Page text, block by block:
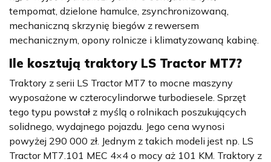
tempomat, dzielone hamulce, zsynchronizowaną,
mechaniczną skrzynię biegów z rewersem
mechanicznym, opony rolnicze i klimatyzowaną kabinę.
Ile kosztują traktory LS Tractor MT7?
Traktory z serii LS Tractor MT7 to mocne maszyny
wyposażone w czterocylindorwe turbodiesele. Sprzęt
tego typu powstał z myślą o rolnikach poszukujących
solidnego, wydajnego pojazdu. Jego cena wynosi
powyżej 290 000 zł. Jednym z takich modeli jest np. LS
Tractor MT7.101 MEC 4×4 o mocy aż 101 KM. Traktory z